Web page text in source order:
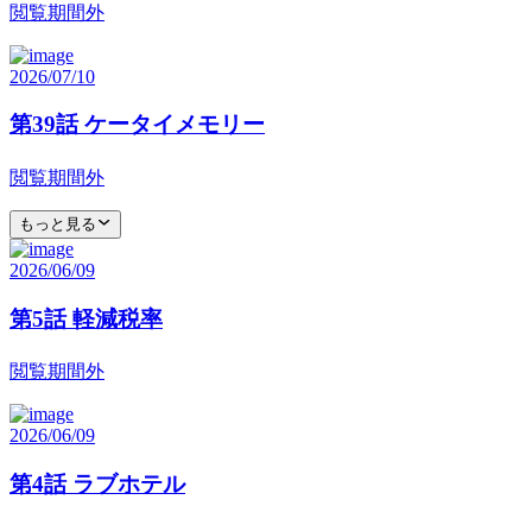
閲覧期間外
2026/07/10
第39話 ケータイメモリー
閲覧期間外
もっと見る
2026/06/09
第5話 軽減税率
閲覧期間外
2026/06/09
第4話 ラブホテル